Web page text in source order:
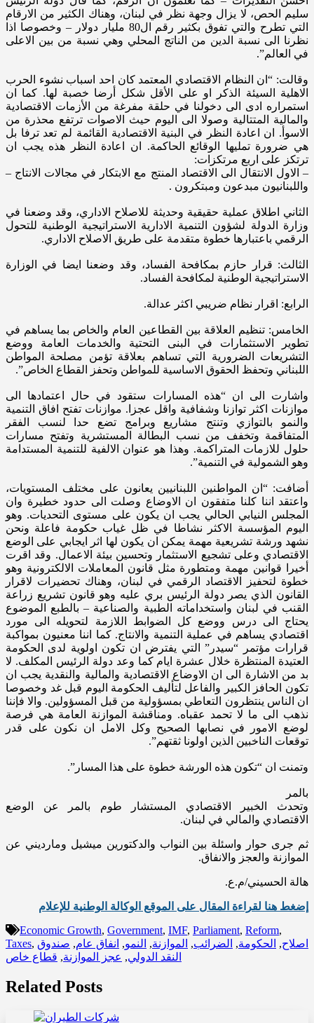
سليم الحص، لا يزال وجهة نظر في لبنان، وهناك الكثير من الارقام
التي تطرح والتي تفوق بكثير رقم ال80 مليار دولار – وخصوصا اذا
نظرنا الى نسبة الدين من الناتج المحلي وهي نسبة من بين الاعلى
في العالم”.
وقالت: “ان النظام الاقتصادي المعتمد كان احد اسباب نشوء الحرب
الاهلية السيئة الذكر او على الأقل شكل أرضا خصبة لها. كما ان
استمراره ادى الى دخولنا في حلقة مفرغة من الأزمات الاقتصادية
والمالية المتتالية وصولا الى اليوم حيث الاصوات ترتفع محذرة من
الاسوأ. ان اعادة النظر في البنية الاقتصادية القائمة لم تعد ترفا بل
هي ضرورة تمليها الوقائع الحاكمة. ان اعادة النظر هذه يجب ان
ترتكز على اربع مرتكزات:
– الاول الانتقال الى الاقتصاد المنتج مع الابتكار في مجالات الانتاج –
واللبنانيون مبدعون ومبتكرون .
الثاني اطلاق عملية حقيقية وحديثة للاصلاح الاداري، وقد وضعنا في
وزارة الدولة لشؤون التنمية الادارية الاستراتيجية الوطنية للتحول
الرقمي باعتبارها خطوة متقدمة على طريق الاصلاح الاداري.
الثالث: قرار حازم بمكافحة الفساد، وقد وضعنا ايضا في الوزارة
الاستراتيجية الوطنية لمكافحة الفساد.
الرابع: اقرار نظام ضريبي اكثر عدالة.
الخامس: تنظيم العلاقة بين القطاعين العام والخاص بما يساهم في
تطوير الاستثمارات في البنى التحتية والخدمات العامة ووضع
التشريعات الضرورية التي تساهم بعلاقة تؤمن مصلحة المواطن
اللبناني وتحفظ الحقوق الاساسية للمواطن وتحفز القطاع الخاص”.
واشارت الى ان “هذه المسارات ستقود في حال اعتمادها الى
موازنات اكثر توازنا وشفافية واقل عجزا. موازنات تفتح افاق التنمية
والنمو بالتوازي وتنتج مشاريع وبرامج تضع حدا لنسب الفقر
المتفاقمة وتخفف من نسب البطالة المستشرية وتفتح مسارات
حلول للازمات المتراكمة. وهذا هو عنوان الالفية للتنمية المستدامة
وهو الشمولية في التنمية”.
أضافت: “ان المواطنين اللبنانيين يعانون على مختلف المستويات،
واعتقد اننا كلنا متفقون ان الاوضاع وصلت الى حدود خطيرة وان
المجلس النيابي الحالي يجب ان يكون على مستوى التحديات. وهو
اليوم المؤسسة الاكثر نشاطا في ظل غياب حكومة فاعلة ونحن
نشهد ورشة تشريعية مهمة يمكن ان يكون لها اثر ايجابي على الوضع
الاقتصادي وعلى تشجيع الاستثمار وتحسين بيئة الاعمال. وقد اقرت
أخيرا قوانين مهمة ومتطورة مثل قانون المعاملات الالكترونية وهو
خطوة لتحفيز الاقتصاد الرقمي في لبنان، وهناك تحضيرات لاقرار
القانون الذي يصر دولة الرئيس بري عليه وهو قانون تشريع زراعة
القنب في لبنان واستخداماته الطبية والصناعية – بالطبع الموضوع
يحتاج الى درس ووضع كل الضوابط اللازمة لتحويله الى مورد
اقتصادي يساهم في عملية التنمية والانتاج. كما اننا معنيون بمواكبة
قرارات مؤتمر “سيدر” التي يفترض ان تكون اولوية لدى الحكومة
العتيدة المنتظرة خلال عشرة ايام كما وعد دولة الرئيس المكلف. لا
بد من الاشارة الى ان الاوضاع الاقتصادية والمالية والنقدية يجب ان
تكون الحافز الكبير والفاعل لتأليف الحكومة اليوم قبل غد وخصوصا
ان الناس ينتظرون التعاطي بمسؤولية من قبل المسؤولين. والا فإننا
نذهب الى ما لا تحمد عقباه. ومناقشة الموازنة العامة هي فرصة
لوضع الامور في نصابها الصحيح وكل الامل ان نكون على قدر
توقعات الناخبين الذين اولونا ثقتهم”.
وتمنت ان “تكون هذه الورشة خطوة على هذا المسار”.
بالمر
وتحدث الخبير الاقتصادي المستشار طوم بالمر عن الوضع
الاقتصادي والمالي في لبنان.
ثم جرى حوار واسئلة بين النواب والدكتورين ميشيل ومارديني عن
الموازنة والعجز والانفاق.
هالة الحسيني/م.ع.
إضغط هنا لقراءة المقال على الموقع الوكالة الوطنية للإعلام
Economic Growth, Government, IMF, Parliament, Reform,
Taxes, اصلاح, الحكومة, الضرائب, الموازنة, النمو, انفاق عام, صندوق
النقد الدولي, عجز الموازنة, قطاع خاص
Related Posts